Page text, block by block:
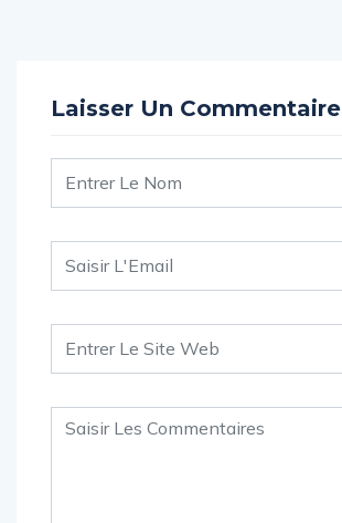
Laisser Un Commentaire